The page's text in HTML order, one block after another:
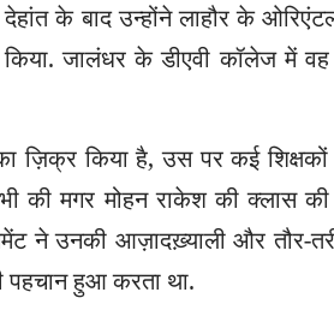
देहांत के बाद उन्होंने लाहौर के
जालंधर के डीएवी कॉलेज में
ज़िक्र किया है, उस पर कई
की मगर मोहन राकेश की क्लास
ने उनकी आज़ादख़्याली और तौर-
हुआ करता था.